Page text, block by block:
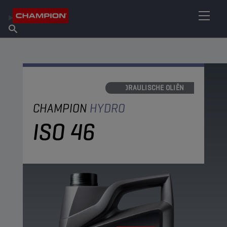
Over Champion
Vind een verkooppunt
HYDRAULISCHE OLIËN
CHAMPION HYDRO
ISO 46